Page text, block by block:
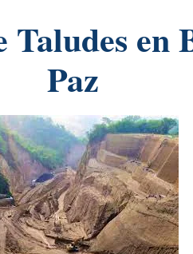
en
Paz